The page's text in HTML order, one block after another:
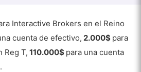
Interactive Brokers en el Reino
cuenta de efectivo, 2.000$ para
Reg T, 110.000$ para una cuenta